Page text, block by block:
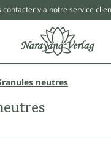
contacter via notre service
neutres